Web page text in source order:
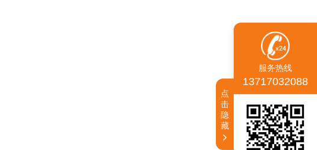
服务热线
13717032088
点
击
隐
藏